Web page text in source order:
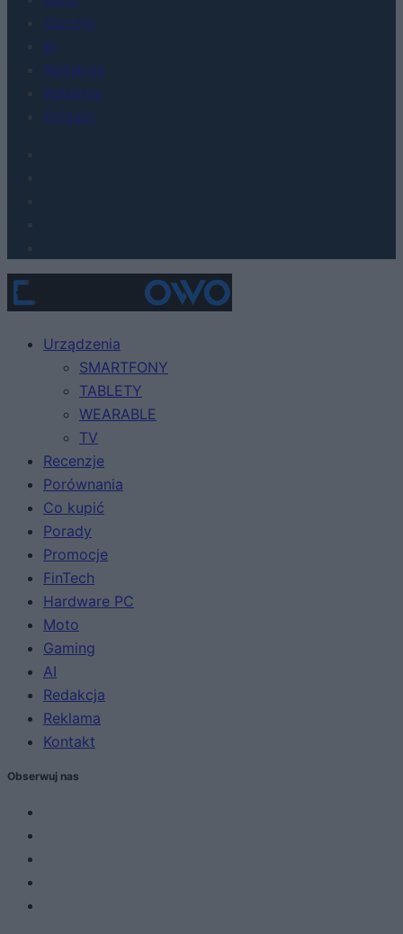
Gaming
AI
Redakcja
Reklama
Kontakt
Urządzenia
SMARTFONY
TABLETY
WEARABLE
TV
Recenzje
Porównania
Co kupić
Porady
Promocje
FinTech
Hardware PC
Moto
Gaming
AI
Redakcja
Reklama
Kontakt
Obserwuj nas